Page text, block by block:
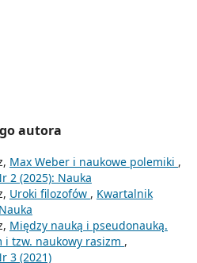
autora
Max Weber i naukowe polemiki ,
2 (2025): Nauka
Uroki filozofów , Kwartalnik
Między nauką i pseudonauką.
i tzw. naukowy rasizm ,
3 (2021)